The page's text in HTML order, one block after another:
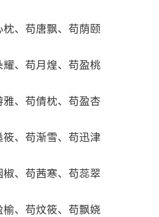
、苟唐飘、苟荫颐
、苟月煌、苟盈桃
、苟倩枕、苟盈杏
、苟渐雪、苟迅津
、苟茜寒、苟蕊翠
、苟炆筱、苟飘娆